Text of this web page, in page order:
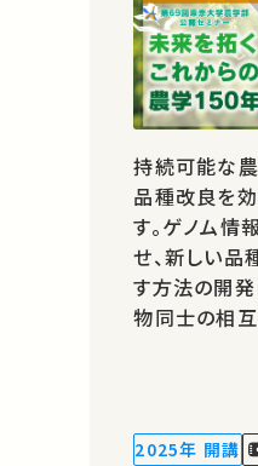
持続可能な
品種改良を
す。ゲノム情
せ、新しい品
す方法の開
物同士の相
学 農学部
2025年 開講